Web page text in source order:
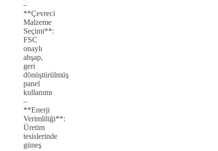
–
**Çevreci
Malzeme
Seçimi**:
FSC
onaylı
ahşap,
geri
dönüştürülmüş
panel
kullanımı
–
**Enerji
Verimliliği**:
Üretim
tesislerinde
güneş